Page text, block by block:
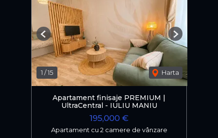
1 /15 Harta
Previous Next
Apartament finisaje PREMIUM |
UltraCentral - IULIU MANIU
195,000 €
Apartament cu 2 camere de vânzare